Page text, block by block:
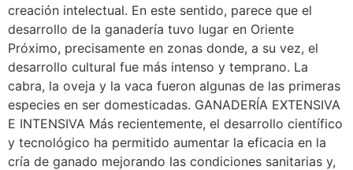
creación intelectual. En este sentido, parece que el
desarrollo de la ganadería tuvo lugar en Oriente
Próximo, precisamente en zonas donde, a su vez, el
desarrollo cultural fue más intenso y temprano. La
cabra, la oveja y la vaca fueron algunas de las primeras
especies en ser domesticadas. GANADERÍA EXTENSIVA
E INTENSIVA Más recientemente, el desarrollo científico
y tecnológico ha permitido aumentar la eficacia en la
cría de ganado mejorando las condiciones sanitarias y,